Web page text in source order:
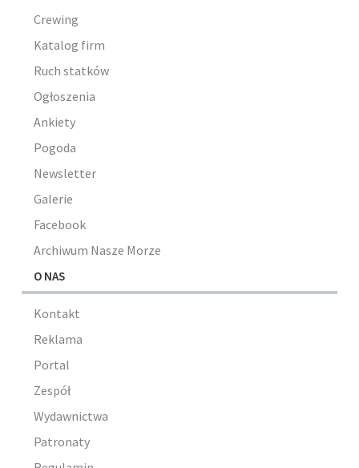
Crewing
Katalog firm
Ruch statków
Ogłoszenia
Ankiety
Pogoda
Newsletter
Galerie
Facebook
Archiwum Nasze Morze
O NAS
Kontakt
Reklama
Portal
Zespół
Wydawnictwa
Patronaty